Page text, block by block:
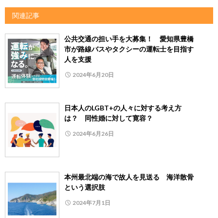
関連記事
公共交通の担い手を大募集！ 愛知県豊橋
市が路線バスやタクシーの運転士を目指す
人を支援
2024年6月20日
日本人のLGBT+の人々に対する考え方
は？ 同性婚に対して寛容？
2024年6月26日
本州最北端の海で故人を見送る 海洋散骨
という選択肢
2024年7月1日